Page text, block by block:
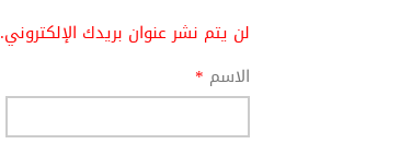
لن يتم نشر عنوان بريدك الإلكتروني.
الاسم *